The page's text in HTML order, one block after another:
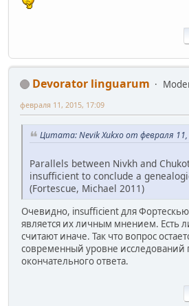
Devorator linguarum
февраля 11, 2015, 17:09
Цитата: Nevik Xukxo от февраля 11,
Parallels between Nivkh and
insufficient to conclude a
(Fortescue, Michael 2011)
Очевидно, insufficient для
является их личным мнением. Есть
считают иначе. Так что вопрос
современный уровне исследований
окончательного ответа.